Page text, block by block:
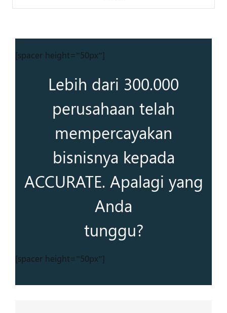
[spacer height=”50px”]
Lebih dari 300.000
perusahaan telah
mempercayakan
bisnisnya kepada
ACCURATE. Apalagi yang
Anda
tunggu?
[spacer height=”50px”]